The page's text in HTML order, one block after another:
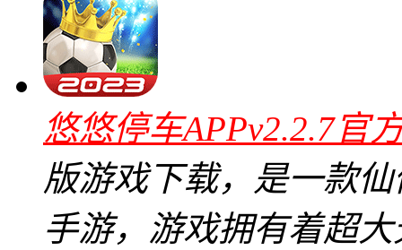
悠悠停车APPv2.2.7官
版游戏下载，是一款
手游，游戏拥有着超